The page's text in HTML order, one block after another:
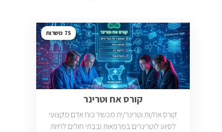
75
קורס אח וטרינר
קורס אח/ות וטרינר/ית מכשיר כוח אדם מקצועי
לסיוע לוטרינרים במרפאות ובבתי חולים לחיות